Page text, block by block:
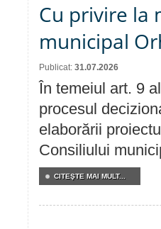
Cu privire la
municipal
Publicat: 31.07.2026
În temeiul art. 9
procesul
elaborării
Consiliului
CITEŞTE MAI MULT...